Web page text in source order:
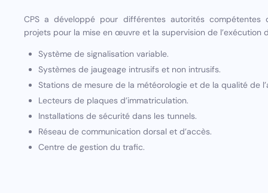
CPS a développé pour différentes autorités compétentes
projets pour la mise en œuvre et la supervision de l’exécution
Système de signalisation variable.
Systèmes de jaugeage intrusifs et non intrusifs.
Stations de mesure de la météorologie et de la qualité de
Lecteurs de plaques d’immatriculation.
Installations de sécurité dans les tunnels.
Réseau de communication dorsal et d’accès.
Centre de gestion du trafic.